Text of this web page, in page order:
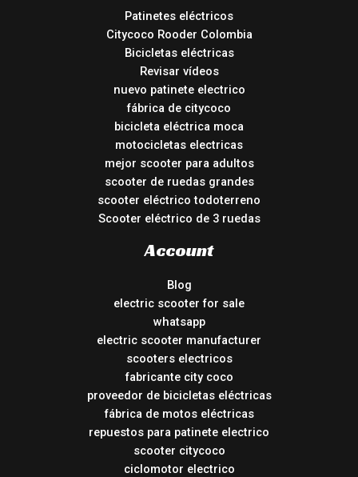
Patinetes eléctricos
Citycoco Rooder Colombia
Bicicletas eléctricas
Revisar vídeos
nuevo patinete electrico
fábrica de citycoco
bicicleta eléctrica moca
motocicletas electricas
mejor scooter para adultos
scooter de ruedas grandes
scooter eléctrico todoterreno
Scooter eléctrico de 3 ruedas
Account
Blog
electric scooter for sale
whatsapp
electric scooter manufacturer
scooters electricos
fabricante city coco
proveedor de bicicletas eléctricas
fábrica de motos eléctricas
repuestos para patinete electrico
scooter citycoco
ciclomotor electrico